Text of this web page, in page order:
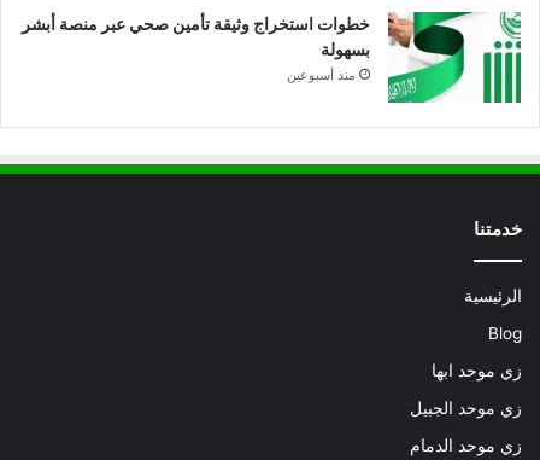
خطوات استخراج وثيقة تأمين صحي عبر منصة أبشر
بسهولة
منذ أسبوعين
خدمتنا
الرئيسية
Blog
زي موحد ابها
زي موحد الجبيل
زي موحد الدمام